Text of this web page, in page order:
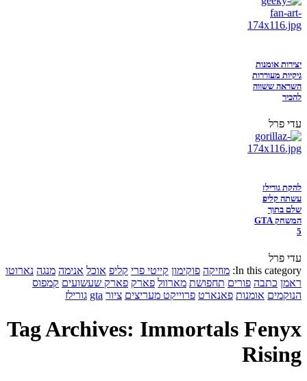
יצירות אומנות
גיקיות מעוררות
השראה ששווה
להכיר
עדי פרל
להקת גורילז
עשתה קליפ
שלם בתוך
המשחק GTA
5
עדי פרל
In this category: מוזיקה פוקימון קייטי פרי קליפ אוכל אנימה מנגה נארוטו
ראמן כתבה פורים תחפושת מארוול פארק פארק שעשועים קמפוס
הנוקמים אומנות פאנארט פרוייקט מעריצים ציור gta גורילז
Tag Archives: Immortals Fenyx
Rising